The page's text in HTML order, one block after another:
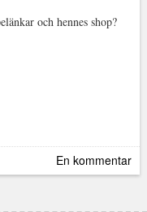
och hennes shop?
En kommentar